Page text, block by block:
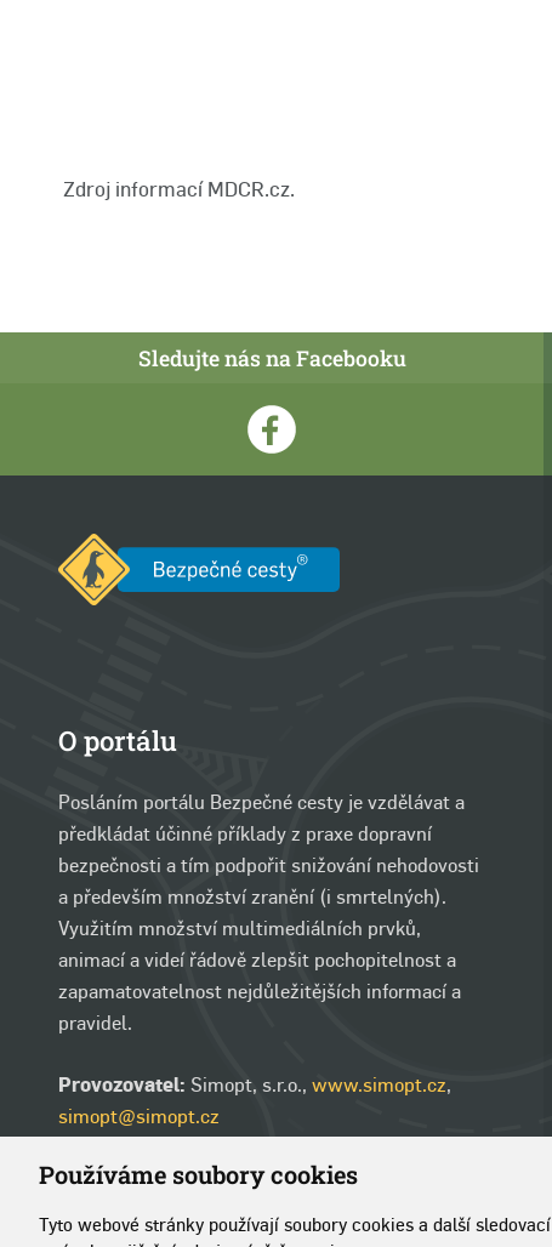
Používáme soubory cookies
Tyto webové stránky používají soubory cookies a další
Zdroj informací MDCR.cz.
Sledujte nás na Facebooku
O portálu
Posláním portálu Bezpečné cesty je vzdělávat a
předkládat účinné příklady z praxe dopravní
bezpečnosti a tím podpořit snižování nehodovosti
a především množství zranění (i smrtelných).
Využitím množství multimediálních prvků,
animací a videí řádově zlepšit pochopitelnost a
zapamatovatelnost nejdůležitějších informací a
pravidel.
Provozovatel: Simopt, s.r.o., www.simopt.cz,
simopt@simopt.cz